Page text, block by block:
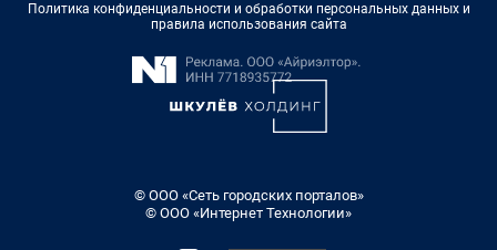
Политика конфиденциальности и обработки персональных данных и
правила использования сайта
© ООО «Сеть городских порталов»
© ООО «Интернет Технологии»